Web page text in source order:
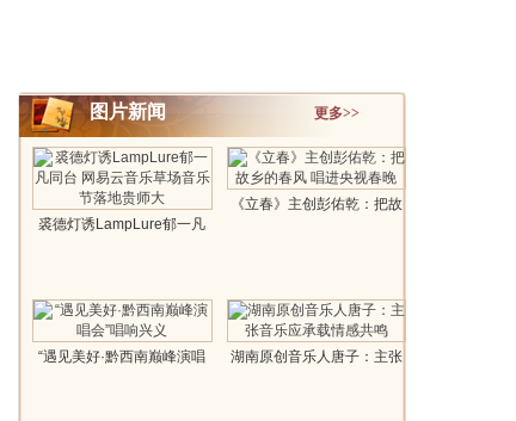
图片新闻 更多>>
裘德灯诱LampLure郁一凡
《立春》主创彭佑乾：把故
“遇见美好·黔西南巅峰演唱
湖南原创音乐人唐子：主张